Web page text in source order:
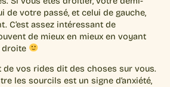
de votre passé, et celui de gauche,
C’est assez intéressant de
de mieux en mieux en voyant
droite
de vos rides dit des choses sur vous.
les sourcils est un signe d’anxiété,